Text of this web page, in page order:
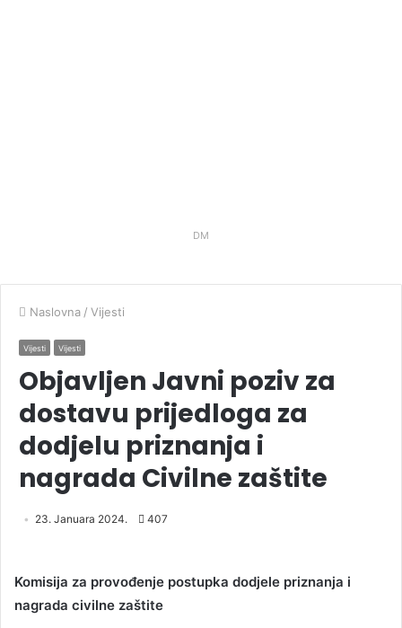
DM
Naslovna / Vijesti
Vijesti Vijesti
Objavljen Javni poziv za
dostavu prijedloga za
dodjelu priznanja i
nagrada Civilne zaštite
23. Januara 2024. 407
Komisija za provođenje postupka dodjele priznanja i
nagrada civilne zaštite